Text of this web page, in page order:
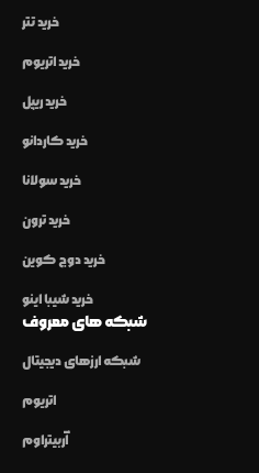
خرید تتر
خرید اتریوم
خرید ریپل
خرید کاردانو
خرید سولانا
خرید ترون
خرید دوج کوین
خرید شیبا اینو
شبکه های معروف
شبکه ارزهای دیجیتال
اتریوم
آربیتراوم